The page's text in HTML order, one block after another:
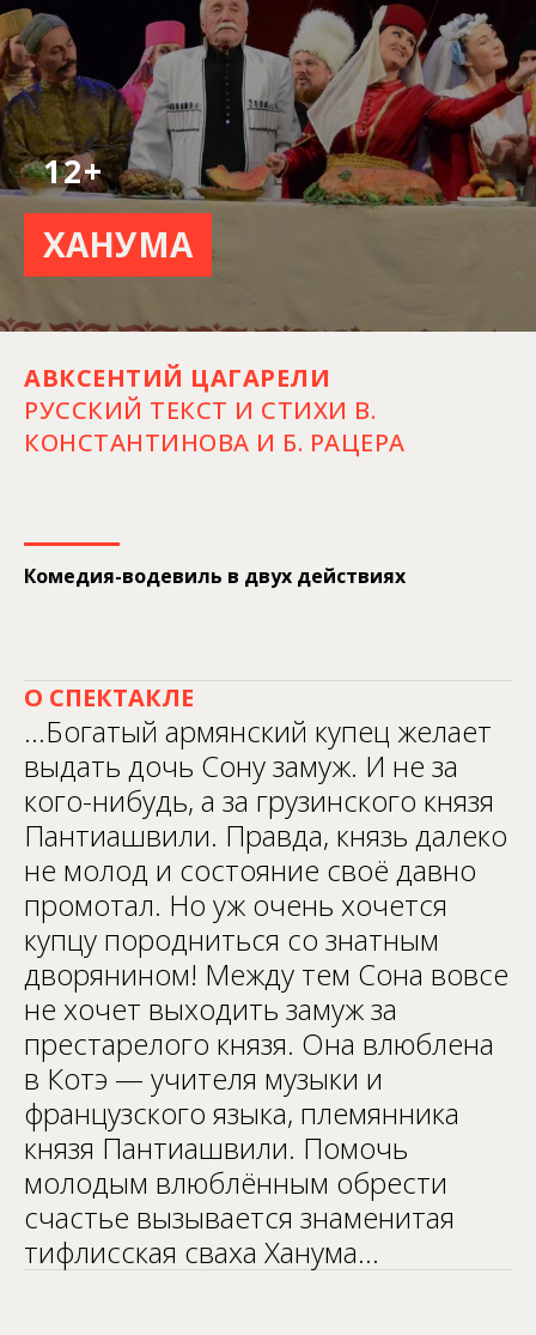
12+
ХАНУМА
АВКСЕНТИЙ ЦАГАРЕЛИ
РУССКИЙ ТЕКСТ И СТИХИ В.
КОНСТАНТИНОВА И Б. РАЦЕРА
Комедия-водевиль в двух действиях
О СПЕКТАКЛЕ
...Богатый армянский купец желает
выдать дочь Сону замуж. И не за
кого-нибудь, а за грузинского князя
Пантиашвили. Правда, князь далеко
не молод и состояние своё давно
промотал. Но уж очень хочется
купцу породниться со знатным
дворянином! Между тем Сона вовсе
не хочет выходить замуж за
престарелого князя. Она влюблена
в Котэ — учителя музыки и
французского языка, племянника
князя Пантиашвили. Помочь
молодым влюблённым обрести
счастье вызывается знаменитая
тифлисская сваха Ханума…